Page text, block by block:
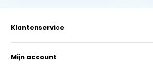
Klantenservice
Mijn account